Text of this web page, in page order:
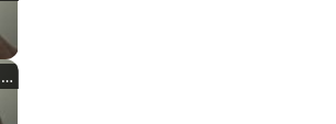
Incorporating Gift Cards